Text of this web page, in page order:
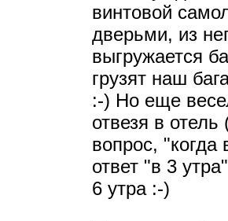
винтовой
дверьми, из
выгружается
грузят наш
:-) Но еще
отвезя в
вопрос, "когда
ответ "в 3
6 утра :-)